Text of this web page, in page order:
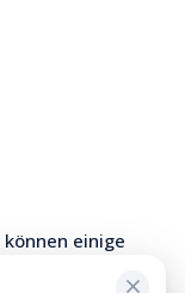
einige